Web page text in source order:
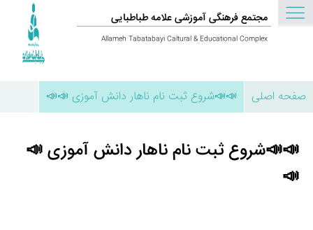
مجتمع فرهنگی آموزشی علامه طباطبایی
Allameh Tabatabayi Caltural & Educational Complex
صفحه اصلی 📣📣شروع ثبت نام ناهار دانش آموزی 📣📣
📣📣شروع ثبت نام ناهار دانش آموزی 📣
📣